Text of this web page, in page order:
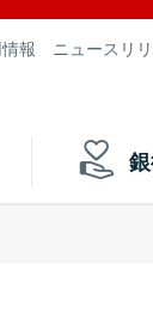
報 ニュースリ